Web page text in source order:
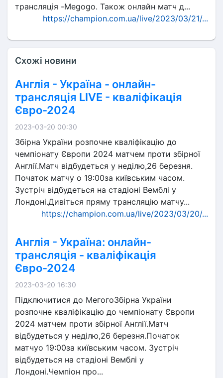
трансляція -Megogo. Також онлайн матч д...
https://champion.com.ua/live/2023/03/21/...
Схожі новини
Англія - Україна - онлайн-
трансляція LIVE - кваліфікація
Євро-2024
2023-03-20 00:30
Збірна України розпочне кваліфікацію до
чемпіонату Європи 2024 матчем проти збірної
Англії.Матч відбудеться у неділю,26 березня.
Початок матчу о 19:00за київським часом.
Зустріч відбудеться на стадіоні Вемблі у
Лондоні.Дивіться пряму трансляцію матчу...
https://champion.com.ua/live/2023/03/20/...
Англія - Україна: онлайн-
трансляція - кваліфікація
Євро-2024
2023-03-20 16:30
Підключитися до МегогоЗбірна України
розпочне кваліфікацію до чемпіонату Європи
2024 матчем проти збірної Англії.Матч
відбудеться у неділю,26 березня.Початок
матчуо 19:00за київським часом. Зустріч
відбудеться на стадіоні Вемблі у
Лондоні.Чемпіон про...